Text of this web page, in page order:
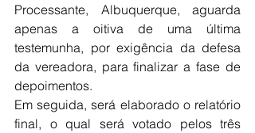
Processante, Albuquerque, aguarda
apenas a oitiva de uma última
testemunha, por exigência da defesa
da vereadora, para finalizar a fase de
depoimentos.
Em seguida, será elaborado o relatório
final, o qual será votado pelos três